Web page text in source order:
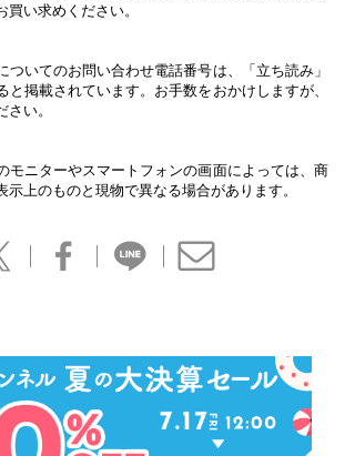
い求めください。
ついてのお問い合わせ電話番号は、「立ち読み」
と掲載されています。お手数をおかけしますが、
い。
モニターやスマートフォンの画面によっては、商
示上のものと現物で異なる場合があります。